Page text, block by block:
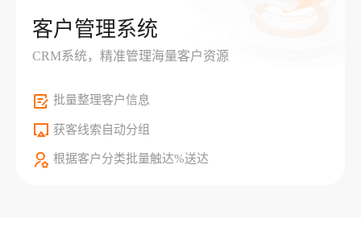
客户管理系统
CRM系统，精准管理海量客户资源
批量整理客户信息
获客线索自动分组
根据客户分类批量触达%送达